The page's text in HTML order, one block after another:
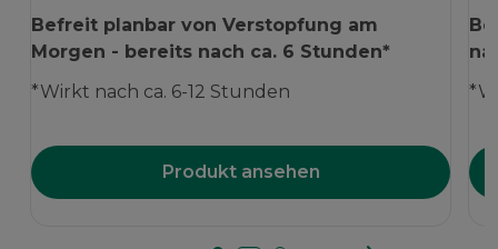
Befreit planbar von Verstopfung am
Morgen - bereits nach ca. 6 Stunden*
*Wirkt nach ca. 6-12 Stunden
Produkt ansehen